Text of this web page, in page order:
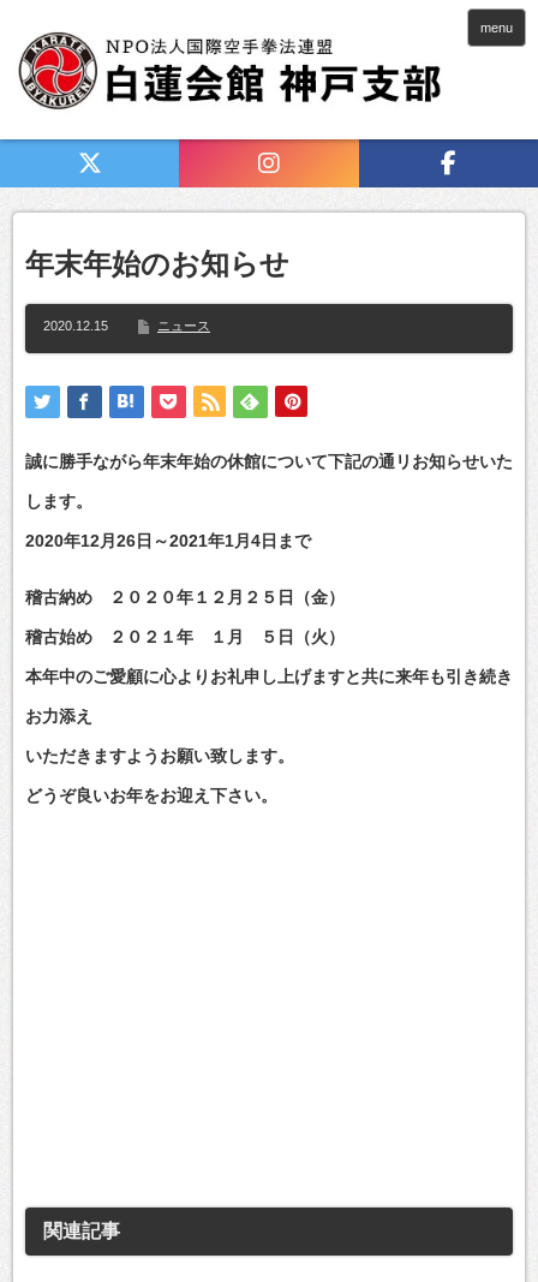
menu
年末年始のお知らせ
2020.12.15 ニュース
誠に勝手ながら年末年始の休館について下記の通リお知らせいた
します。
2020年12月26日～2021年1月4日まで
稽古納め ２０２０年１２月２５日（金）
稽古始め ２０２１年 １月 ５日（火）
本年中のご愛顧に心よりお礼申し上げますと共に来年も引き続き
お力添え
いただきますようお願い致します。
どうぞ良いお年をお迎え下さい。
関連記事